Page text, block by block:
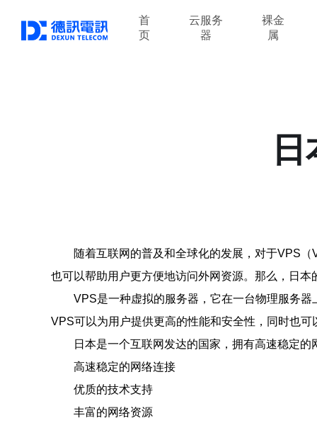
首
页
云服务
器
裸金
属
随着互联网的普及和全球化的发展，对于VPS
也可以帮助用户更方便地访问外网资源。那么，日
VPS是一种虚拟的服务器，它在一台物理服务
VPS可以为用户提供更高的性能和安全性，同时也
日本是一个互联网发达的国家，拥有高速稳定
高速稳定的网络连接
优质的技术支持
丰富的网络资源